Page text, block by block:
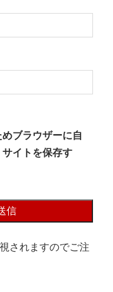
ブラウザーに自
イトを保存す
されますのでご注